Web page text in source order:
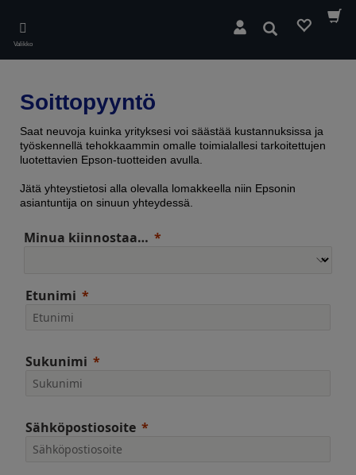
main
content
Valikko
Hae
Soittopyyntö
Saat neuvoja kuinka yrityksesi voi säästää kustannuksissa ja
työskennellä tehokkaammin omalle toimialallesi tarkoitettujen
luotettavien Epson-tuotteiden avulla.
Jätä yhteystietosi alla olevalla lomakkeella niin Epsonin
asiantuntija on sinuun yhteydessä.
Minua kiinnostaa…
Etunimi
Sukunimi
Sähköpostiosoite